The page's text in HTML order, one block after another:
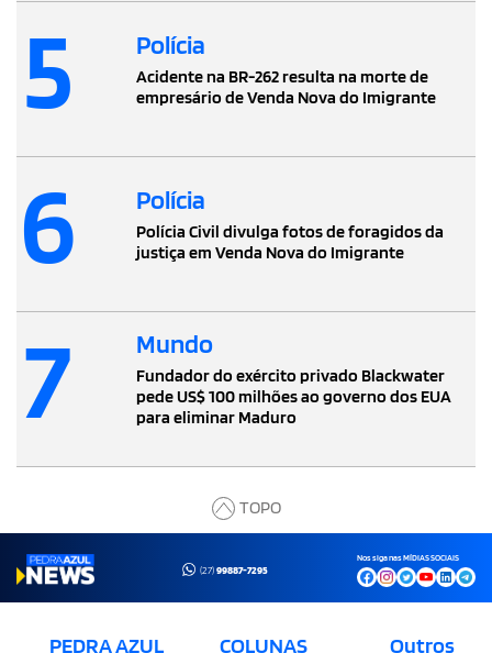
5 Polícia
Acidente na BR-262 resulta na morte de
empresário de Venda Nova do Imigrante
6 Polícia
Polícia Civil divulga fotos de foragidos da
justiça em Venda Nova do Imigrante
7 Mundo
Fundador do exército privado Blackwater
pede US$ 100 milhões ao governo dos EUA
para eliminar Maduro
TOPO
(27)99887-7295
Nos siga nas MÍDIAS SOCIAIS
PEDRA AZUL
COLUNAS Outros